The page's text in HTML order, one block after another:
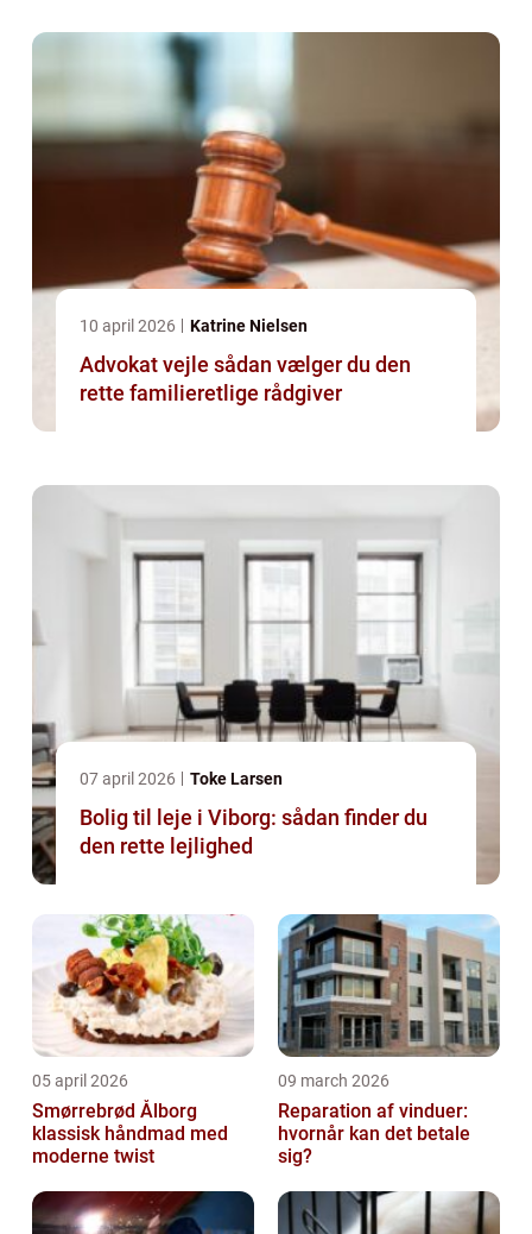
10 april 2026 Katrine Nielsen
Advokat vejle sådan vælger du den
rette familieretlige rådgiver
07 april 2026 Toke Larsen
Bolig til leje i Viborg: sådan finder du
den rette lejlighed
05 april 2026
Smørrebrød Ålborg
klassisk håndmad med
moderne twist
09 march 2026
Reparation af vinduer:
hvornår kan det betale
sig?